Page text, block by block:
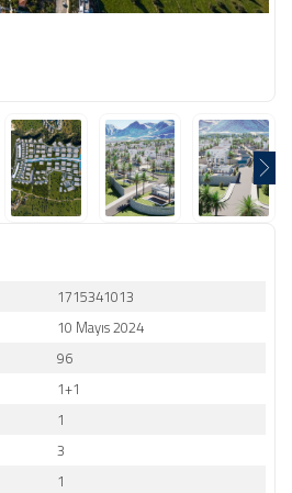
1715341013
10 Mayıs 2024
96
1+1
1
3
1